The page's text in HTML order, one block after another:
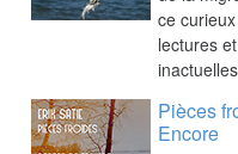
ce
lectures
Pièces
Encore